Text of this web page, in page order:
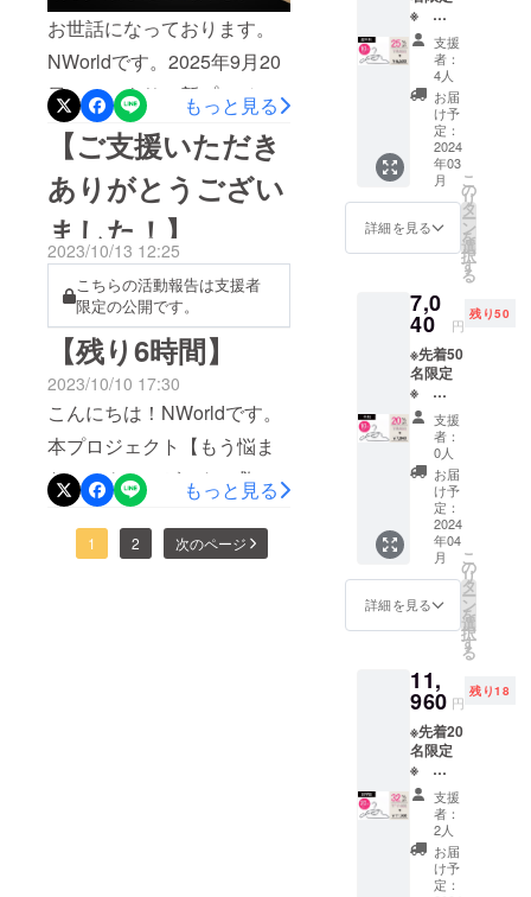
加・変更点＞1．晴雨兼用
UVカット素材を採用して紫
外線を大幅に遮断。365日い
つでもお使いいただけま
す。2．軽量・コンパクト化
軽量でコンパクトなデザイ
ンにより、使いやすさが向
上。3．新色を採用新たにグ
レーを追加し、2色展開に。
4．付属カバーにカラビナを
装備バッグなどに簡単に取
り付け可能で、紛失の心配
を軽減。5．巻き取りスト
ラップにマジックテープを
追加傘を開いた状態で2つ折
りが可能となり、視界の妨
げを軽減。興味をお持ちい
fire.jp/projects/859282/view■
プロジェクト内容について
わずか20 gと驚くほど軽い
のに、最大600 lmを超える
高輝度を発揮する超小型
LEDライトです。●2灯×10
モード正面スポットLED＋
側面COBライトのデュアル
構成で、強・中・弱・スト
ロボのほか赤色点滅など合
計10モードを搭載。照射角
は最大120°までワイドに切
り替えられます。●3分ク
イックチャージ緊急時でも
わずか3分の急速充電で即点
灯。毎日のEDC（Everyday
Carry）に最適です。●タフ
お世話になっております。
NWorldです。2025年9月20
日 10:00 より、新プロジェ
クトを開始いたします。■プ
ロジェクト概要プロジェク
ト名：【親指サイズのミニ
懐中電灯】たった20g！超軽
量・コンパクトで頼れる
パートナー公開期間：2025
年9月20日（月）10:00 ～
2025年10月31日（金）
23:59プロジェクトページ：
https://camp-
fire.jp/projects/859282/view■
プロジェクト内容について
わずか20 gと驚くほど軽い
のに、最大600 lmを超える
もっと見る
【ご支援いただき
ありがとうござい
ました！】
2023/10/13 12:25
こちらの活動報告は支援者
限定の公開です。
【残り6時間】
2023/10/10 17:30
こんにちは！NWorldです。
本プロジェクト【もう悩ま
ない！クローゼットの救世
主！キャパオーバーを一発
解決する多機能ハンガー】
もっと見る
1 2 次のページ
※
【超早
割
25%OF
F】
2,200円
割引
→6,600
円(税込
み・送
料込
み) 一
般販売
予定価
8,800円
（税込
み） ＜
商品内
容＞ ・
多機能
マルチ
ハン
ガー×10
本 ※消
費税込
み ※割
引率は
販売予
定価格
に送料
を含む
ので
す。
※ご支援
後の
キャン
セルは
できま
せん。
※デザイ
ン・仕
様は変
更にな
支援
者：
4人
お届
け予
定：
2024
年03
月
詳細を見る
こ
の
リ
タ
ー
ン
を
選
択
す
る
7,0
40 円
残り50
※先着50
名限定
※
【早割
20%OF
1,760円
割引
→7,040
円(税込
み・送
料込
み) 一
般販売
予定価
格：
（税込
み） ＜
商品内
容＞ ・
多機能
マルチ
ハン
ガー×10
費税込
み ※割
引率は
支援
者：
0人
お届
け予
定：
2024
年04
月
詳細を見る
こ
の
リ
タ
ー
ン
を
選
択
す
る
11,
960 円
残り18
※先着20
名限定
※
【超早
割
32%OF
F】
5,640円
割引
支援
者：
2人
お届
け予
定：